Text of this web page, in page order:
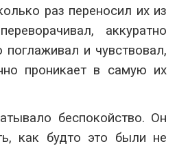
раз переносил их из
аккуратно
и чувствовал,
проникает в самую их
беспокойство. Он
как будто это были не